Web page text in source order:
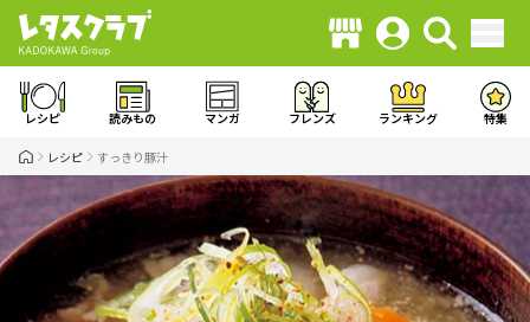
レシピ 読みもの マンガ フレンズ ランキング 特集
レシピ すっきり豚汁